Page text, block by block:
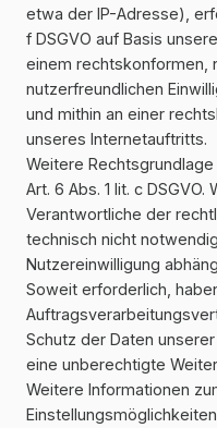
etwa der IP-Adresse),
f DSGVO auf Basis
einem rechtskonformen,
nutzerfreundlichen
und mithin an einer
unseres Internetauftritts.
Weitere
Art. 6 Abs. 1 lit. c DSGVO.
Verantwortliche der
technisch nicht
Nutzereinwilligung
Soweit erforderlich,
Schutz der Daten
eine unberechtigte
Weitere Informationen